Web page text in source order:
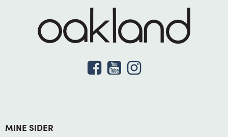
MINE SIDER